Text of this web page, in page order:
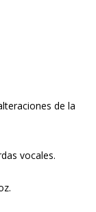
de la
vocales.